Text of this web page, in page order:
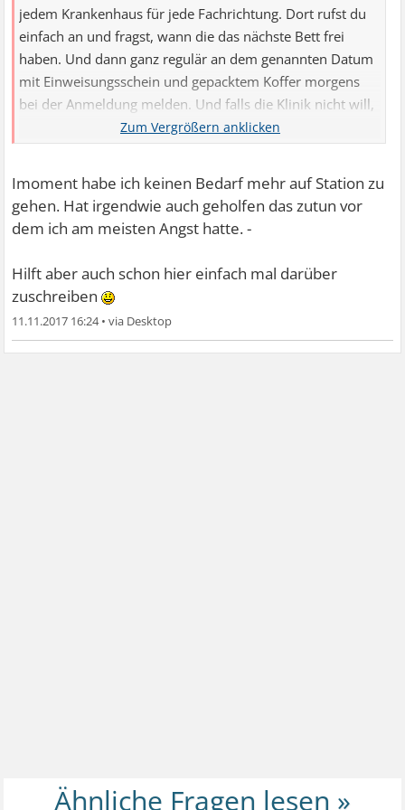
jedem Krankenhaus für jede Fachrichtung. Dort rufst du
einfach an und fragst, wann die das nächste Bett frei
haben. Und dann ganz regulär an dem genannten Datum
mit Einweisungsschein und gepacktem Koffer morgens
bei der Anmeldung melden. Und falls die Klinik nicht will,
einfach bei ner anderen anrufen und nach dem nächsten
freien Bett fragen. Du hast freie Arzt/Krankenhauswahl.
Imoment habe ich keinen Bedarf mehr auf Station zu
gehen. Hat irgendwie auch geholfen das zutun vor
dem ich am meisten Angst hatte. -
Hilft aber auch schon hier einfach mal darüber
zuschreiben
11.11.2017 16:24•